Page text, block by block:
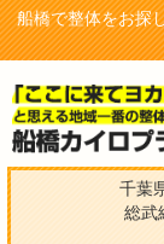
船橋で整体をお探
千葉
総武